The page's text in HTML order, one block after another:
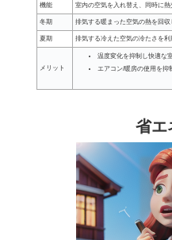
機能 室内の空気を入れ替え、同時に熱
冬期 排気する暖まった空気の熱を回
夏期 排気する冷えた空気の冷たさを
メリット
温度変化を抑制し快適な
エアコン/暖房の使用を抑
省エ